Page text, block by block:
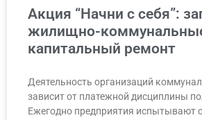
Акция “Начни с себя”:
жилищно-коммунальные
капитальный ремонт
Деятельность организаций
зависит от платежной дисциплины
Ежегодно предприятия испытывают